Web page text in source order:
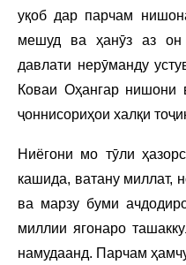
уқоб дар парчам
мешуд ва ҳанӯз аз
давлати нерӯманду
Коваи Оҳангар нишони
ҷоннисориҳои халқи
Ниёгони мо тӯли
кашида, ватану миллат,
ва марзу буми
миллии ягонаро
намудаанд. Парчам